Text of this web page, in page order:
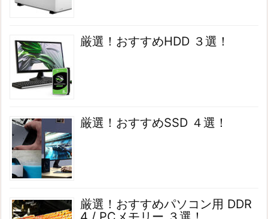
厳選！おすすめHDD ３選！
厳選！おすすめSSD ４選！
厳選！おすすめパソコン用 DDR